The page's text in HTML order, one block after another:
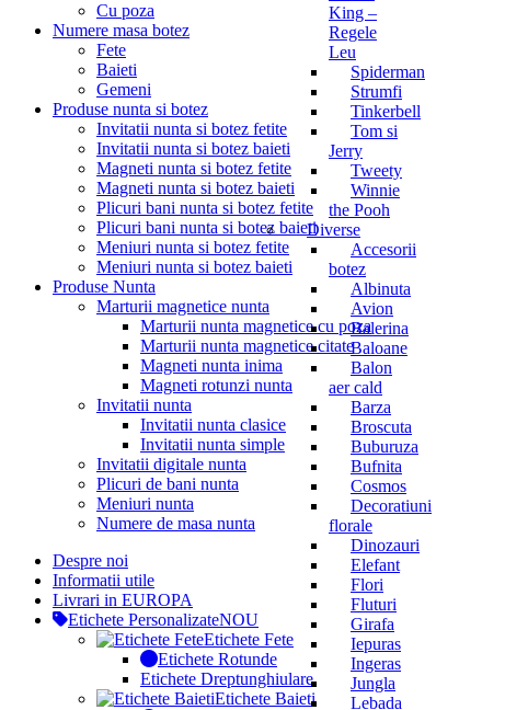
King –
Regele
Leu
Spiderman
Strumfi
Tinkerbell
Tom si
Jerry
Tweety
Winnie
the Pooh
Diverse
Accesorii
botez
Albinuta
Avion
Balerina
Baloane
Balon
aer cald
Barza
Broscuta
Buburuza
Bufnita
Cosmos
Decoratiuni
florale
Dinozauri
Elefant
Flori
Fluturi
Girafa
Iepuras
Ingeras
Jungla
Lebada
Cu poza
Numere masa botez
Fete
Baieti
Gemeni
Produse nunta si botez
Invitatii nunta si botez fetite
Invitatii nunta si botez baieti
Magneti nunta si botez fetite
Magneti nunta si botez baieti
Plicuri bani nunta si botez fetite
Plicuri bani nunta si botez baieti
Meniuri nunta si botez fetite
Meniuri nunta si botez baieti
Produse Nunta
Marturii magnetice nunta
Marturii nunta magnetice cu poza
Marturii nunta magnetice citate
Magneti nunta inima
Magneti rotunzi nunta
Invitatii nunta
Invitatii nunta clasice
Invitatii nunta simple
Invitatii digitale nunta
Plicuri de bani nunta
Meniuri nunta
Numere de masa nunta
Despre noi
Informatii utile
Livrari in EUROPA
Etichete PersonalizateNOU
Etichete Fete
Etichete Rotunde
Etichete Dreptunghiulare
Etichete Baieti